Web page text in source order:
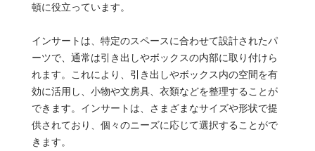
頓に役立っています。
インサートは、特定のスペースに合わせて設計されたパ
ーツで、通常は引き出しやボックスの内部に取り付けら
れます。これにより、引き出しやボックス内の空間を有
効に活用し、小物や文房具、衣類などを整理することが
できます。インサートは、さまざまなサイズや形状で提
供されており、個々のニーズに応じて選択することがで
きます。